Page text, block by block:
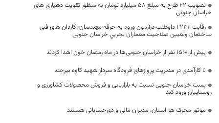
تصویب ۲۲ طرح به مبلغ ۵۸ میلیارد تومان به منظور تقویت دهیاری های
خراسان جنوبی
رقابت ۲۲۳۲ داوطلب درآزمون ورود به حرفه مهندسان ،کاردان های فنی
ساختمان وتعيين صلاحيت معماران تجربي خراسان جنوبی
بیش از ۱۵۰۰ نفر از خراسان جنوبی‌ها در ماه رمضان خون اهدا کردند
نا کارآمدی در مدیریت پروازهای فرودگاه سردار شهید کاوه بیرجند
پست خراسان جنوبی نسبت به بازاریابی و فروش محصولات کشاورزی و
روستاییان ورود کند
موتور محرک هر استان، مدیران مالی و ذی‌حسابانی هستند